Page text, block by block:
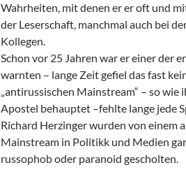
Wahrheiten, mit denen er er oft und
der Leserschaft, manchmal auch bei
Kollegen.
Schon vor 25 Jahren war er einer der
warnten – lange Zeit gefiel das fast
„antirussischen Mainstream“ – so wie
Apostel behauptet –fehlte lange jede
Richard Herzinger wurden von einem
Mainstream in Politikk und Medien
russophob oder paranoid gescholten.